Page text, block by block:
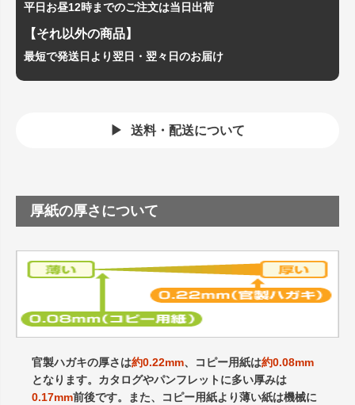
平日お昼12時までのご注文は当日出荷
【それ以外の商品】
最短で発送日より翌日・翌々日のお届け
送料・配送について
厚紙の厚さについて
官製ハガキの厚さは約0.22mm、コピー用紙は約0.08mm
となります。カタログやパンフレットに多い厚みは
0.17mm前後です。また、コピー用紙より薄い紙は機械に